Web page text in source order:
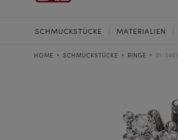
SCHMUCKSTÜCKE MATERIALIEN
HOME SCHMUCKSTÜCKE RINGE 21-3461